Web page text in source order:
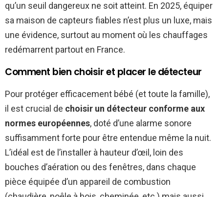
qu’un seuil dangereux ne soit atteint. En 2025, équiper
sa maison de capteurs fiables n’est plus un luxe, mais
une évidence, surtout au moment où les chauffages
redémarrent partout en France.
Comment bien choisir et placer le détecteur
Pour protéger efficacement bébé (et toute la famille),
il est crucial de choisir un détecteur conforme aux
normes européennes, doté d’une alarme sonore
suffisamment forte pour être entendue même la nuit.
L’idéal est de l’installer à hauteur d’œil, loin des
bouches d’aération ou des fenêtres, dans chaque
pièce équipée d’un appareil de combustion